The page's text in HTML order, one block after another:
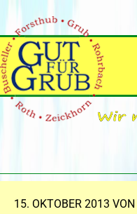
Inhalt
springen
VERÖFFENTLICHT
15. OKTOBER 2013 VON